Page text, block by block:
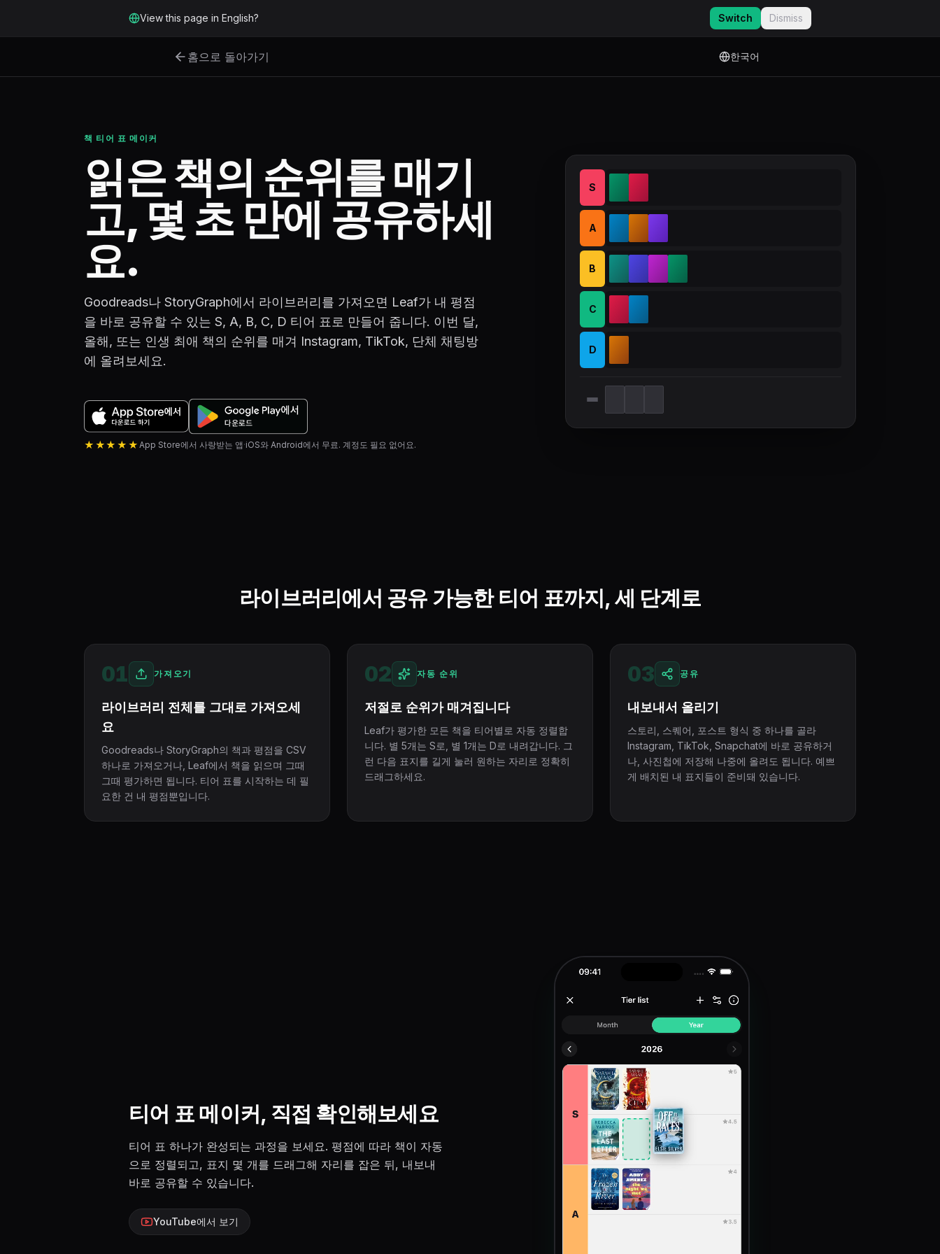
View this page in English? Switch Dismiss
홈으로 돌아가기 한국어
책 티어 표 메이커
읽은 책의 순위를 매기
고, 몇 초 만에 공유하세
요.
Goodreads나 StoryGraph에서 라이브러리를 가져오면 Leaf가 내 평점
을 바로 공유할 수 있는 S, A, B, C, D 티어 표로 만들어 줍니다. 이번 달,
올해, 또는 인생 최애 책의 순위를 매겨 Instagram, TikTok, 단체 채팅방
에 올려보세요.
★★★★★ App Store에서 사랑받는 앱·iOS와 Android에서 무료. 계정도 필요 없어요.
S
A
B
C
D
라이브러리에서 공유 가능한 티어 표까지, 세 단계로
01 가져오기
라이브러리 전체를 그대로 가져오세
요
Goodreads나 StoryGraph의 책과 평점을 CSV
하나로 가져오거나, Leaf에서 책을 읽으며 그때
그때 평가하면 됩니다. 티어 표를 시작하는 데 필
요한 건 내 평점뿐입니다.
02 자동 순위
저절로 순위가 매겨집니다
Leaf가 평가한 모든 책을 티어별로 자동 정렬합
니다. 별 5개는 S로, 별 1개는 D로 내려갑니다. 그
런 다음 표지를 길게 눌러 원하는 자리로 정확히
드래그하세요.
03 공유
내보내서 올리기
스토리, 스퀘어, 포스트 형식 중 하나를 골라
Instagram, TikTok, Snapchat에 바로 공유하거
나, 사진첩에 저장해 나중에 올려도 됩니다. 예쁘
게 배치된 내 표지들이 준비돼 있습니다.
티어 표 메이커, 직접 확인해보세요
티어 표 하나가 완성되는 과정을 보세요. 평점에 따라 책이 자동
으로 정렬되고, 표지 몇 개를 드래그해 자리를 잡은 뒤, 내보내
바로 공유할 수 있습니다.
YouTube에서 보기